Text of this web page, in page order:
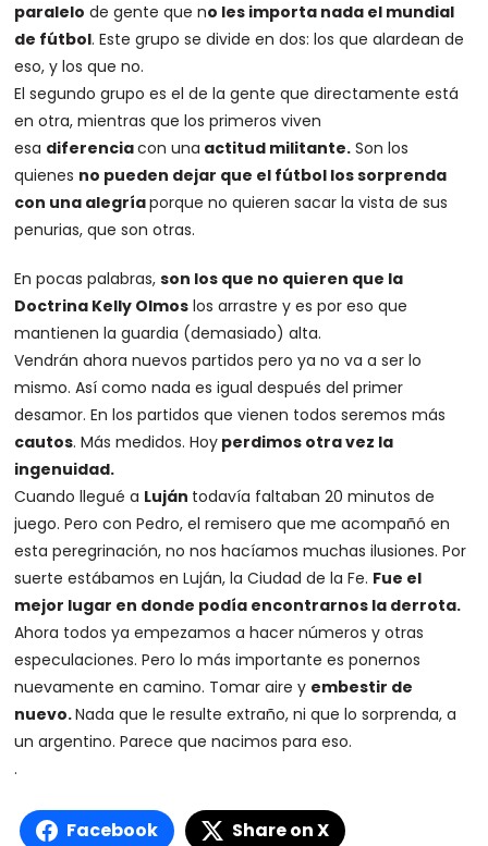
paralelo de gente que no les importa nada el mundial
de fútbol. Este grupo se divide en dos: los que alardean de
eso, y los que no.
El segundo grupo es el de la gente que directamente está
en otra, mientras que los primeros viven
esa diferenciacon una actitud militante. Son los
quienes no pueden dejar que el fútbol los sorprenda
con una alegríaporque no quieren sacar la vista de sus
penurias, que son otras.
En pocas palabras,son los que no quieren que la
Doctrina Kelly Olmos los arrastre y es por eso que
mantienen la guardia (demasiado) alta.
Vendrán ahora nuevos partidos pero ya no va a ser lo
mismo. Así como nada es igual después del primer
desamor. En los partidos que vienen todos seremos más
cautos. Más medidos. Hoy perdimos otra vez la
ingenuidad.
Cuando llegué a Luján todavía faltaban 20 minutos de
juego. Pero con Pedro, el remisero que me acompañó en
esta peregrinación, no nos hacíamos muchas ilusiones. Por
suerte estábamos en Luján, la Ciudad de la Fe. Fue el
mejor lugar en donde podía encontrarnos la derrota.
Ahora todos ya empezamos a hacer números y otras
especulaciones. Pero lo más importante es ponernos
nuevamente en camino. Tomar aire y embestir de
nuevo.Nada que le resulte extraño, ni que lo sorprenda, a
un argentino. Parece que nacimos para eso.
.
Facebook Share on X